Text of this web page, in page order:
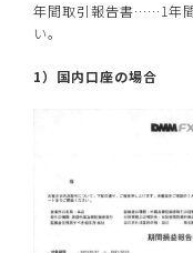
年間取引報告書……1年
い。
1）国内口座の場合